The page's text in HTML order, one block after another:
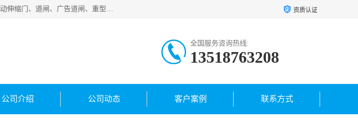
云南实名智科技有限公司是生产、销售、安装为一体的出入口管控设备厂家供应商。主营:电动伸缩门、道闸、广告道闸、重型空降闸、车牌识别、门禁通道、升降柱、岗亭、旗杆等智能设备。主营产品: 电动伸缩门,道闸门禁,车牌识别 生产、销售、安装为一体的出入口管控设备厂家源头供应商。 资质认证
全国服务咨询热线:
13518763208
公司介绍 公司动态 客户案例 联系方式